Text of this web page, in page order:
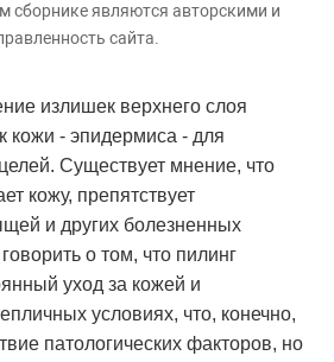
сборнике являются авторскими и
сайта.
излишек верхнего слоя
кожи - эпидермиса - для
Существует мнение, что
кожу, препятствует
и других болезненных
о том, что пилинг
уход за кожей и
условиях, что, конечно,
патологических факторов, но